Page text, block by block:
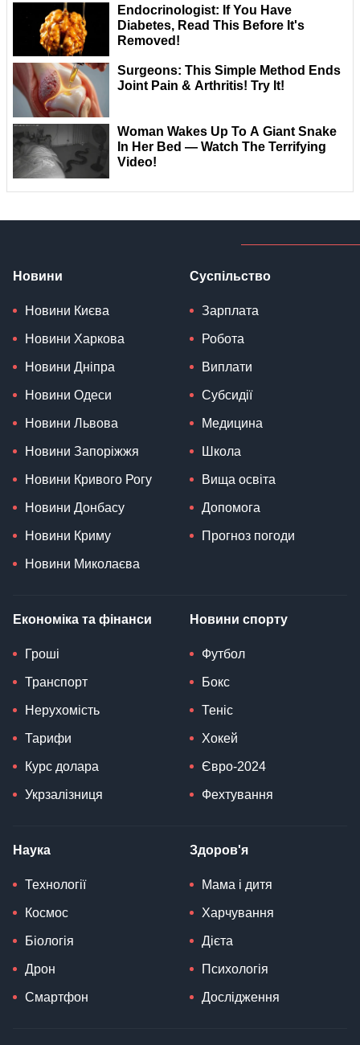
Новини
Новини Києва
Новини Харкова
Новини Дніпра
Новини Одеси
Новини Львова
Новини Запоріжжя
Новини Кривого Рогу
Новини Донбасу
Новини Криму
Новини Миколаєва
Суспільство
Зарплата
Робота
Виплати
Субсидії
Медицина
Школа
Вища освіта
Допомога
Прогноз погоди
Економіка та фінанси
Гроші
Транспорт
Нерухомість
Тарифи
Курс долара
Укрзалізниця
Новини спорту
Футбол
Бокс
Теніс
Хокей
Євро-2024
Фехтування
Наука
Технології
Космос
Біологія
Дрон
Смартфон
Здоров'я
Мама і дитя
Харчування
Дієта
Психологія
Дослідження